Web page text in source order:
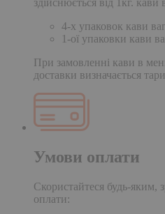
здійснюється від 1кг.
4-х упаковок кави
1-ої упаковки кави
При замовленні кави в
доставки визначається
Умови оплати
Скористайтеся будь-яким,
оплати: